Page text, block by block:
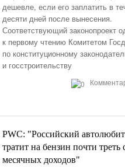
дешевле, если его заплатить в
десяти дней после вынесения.
Соответствующий законопроект
к первому чтению Комитетом
по конституционному
и госстроительству
PWC: "Российский
тратит на бензин почти треть
месячных доходов"